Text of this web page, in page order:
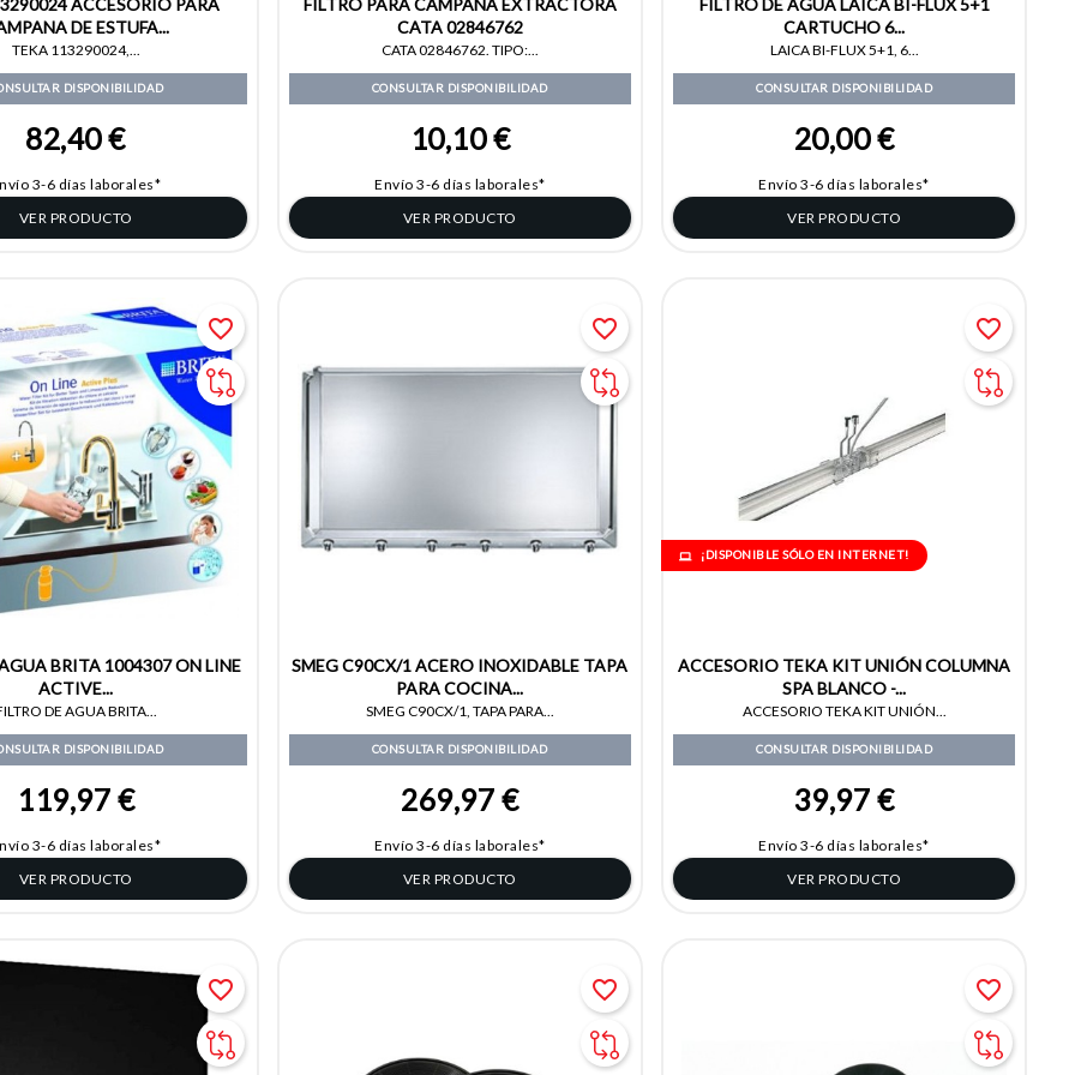
DE ESTUFA...
TEKA 113290024,...
DISPONIBILIDAD
82,40 €
3-6 días laborales*
VER PRODUCTO
CATA 02846762
CATA 02846762. TIPO:...
CONSULTAR DISPONIBILIDAD
10,10 €
Envío 3-6 días laborales*
VER PRODUCTO
CARTUCHO 6...
LAICA BI-FLUX 5+1, 6...
CONSULTAR DISPONIBILIDAD
20,00 €
Envío 3-6 días laborales*
VER PRODUCTO
BRITA 1004307 ON LINE
ACTIVE...
DE AGUA BRITA...
DISPONIBILIDAD
119,97 €
3-6 días laborales*
VER PRODUCTO
favorite_border
SMEG C90CX/1 ACERO INOXIDABLE TAPA
PARA COCINA...
SMEG C90CX/1, TAPA PARA...
CONSULTAR DISPONIBILIDAD
269,97 €
Envío 3-6 días laborales*
VER PRODUCTO
favorite_border
ACCESORIO TEKA KIT UNIÓN COLUMNA
SPA BLANCO -...
ACCESORIO TEKA KIT UNIÓN...
CONSULTAR DISPONIBILIDAD
39,97 €
Envío 3-6 días laborales*
VER PRODUCTO
¡DISPONIBLE SÓLO EN INTERNET!
favorite_border
favorite_border favorite_border favorite_border